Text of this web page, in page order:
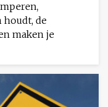
houdt, de
maken je